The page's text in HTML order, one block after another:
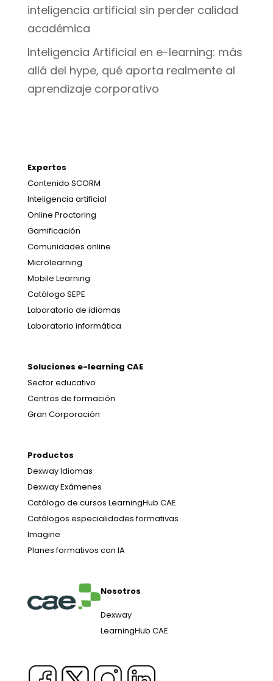
inteligencia artificial sin perder calidad
académica
Inteligencia Artificial en e-learning: más
allá del hype, qué aporta realmente al
aprendizaje corporativo
Expertos
Contenido SCORM
Inteligencia artificial
Online Proctoring
Gamificación
Comunidades online
Microlearning
Mobile Learning
Catálogo SEPE
Laboratorio de idiomas
Laboratorio informática
Soluciones e-learning CAE
Sector educativo
Centros de formación
Gran Corporación
Productos
Dexway Idiomas
Dexway Exámenes
Catálogo de cursos LearningHub CAE
Catálogos especialidades formativas
Imagine
Planes formativos con IA
Nosotros
Dexway
LearningHub CAE